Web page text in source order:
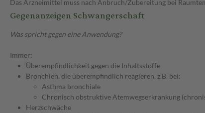
Das Arzneimittel muss nach Anbruch/Zubereitung bei
Gegenanzeigen Schwangerschaft
Was spricht gegen eine Anwendung?
Immer:
Überempfindlichkeit gegen die Inhaltsstoffe
Bronchien, die überempfindlich reagieren, z.B. bei:
Asthma bronchiale
Chronisch obstruktive Atemwegserkrankung
Herzschwäche